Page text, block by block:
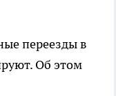
переезды в
Об этом